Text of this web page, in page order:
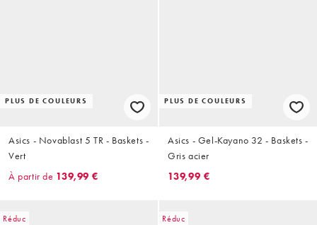
PLUS DE COULEURS
Asics - Novablast 5 TR - Baskets -
Vert
À partir de 139,99 €
PLUS DE COULEURS
Asics - Gel-Kayano 32 - Baskets -
Gris acier
139,99 €
Réduc Réduc